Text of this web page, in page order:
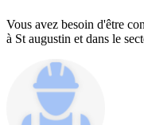
Vous avez besoin d'être
à St augustin et dans le